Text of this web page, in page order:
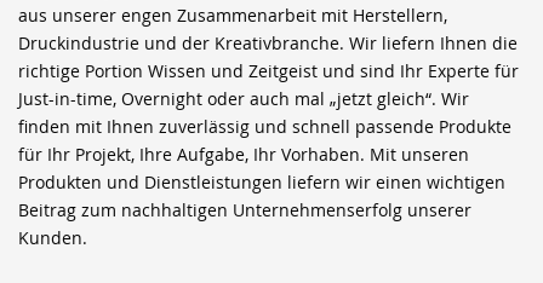
aus unserer engen Zusammenarbeit mit Herstellern,
Druckindustrie und der Kreativbranche. Wir liefern Ihnen die
richtige Portion Wissen und Zeitgeist und sind Ihr Experte für
Just-in-time, Overnight oder auch mal „jetzt gleich“. Wir
finden mit Ihnen zuverlässig und schnell passende Produkte
für Ihr Projekt, Ihre Aufgabe, Ihr Vorhaben. Mit unseren
Produkten und Dienstleistungen liefern wir einen wichtigen
Beitrag zum nachhaltigen Unternehmenserfolg unserer
Kunden.